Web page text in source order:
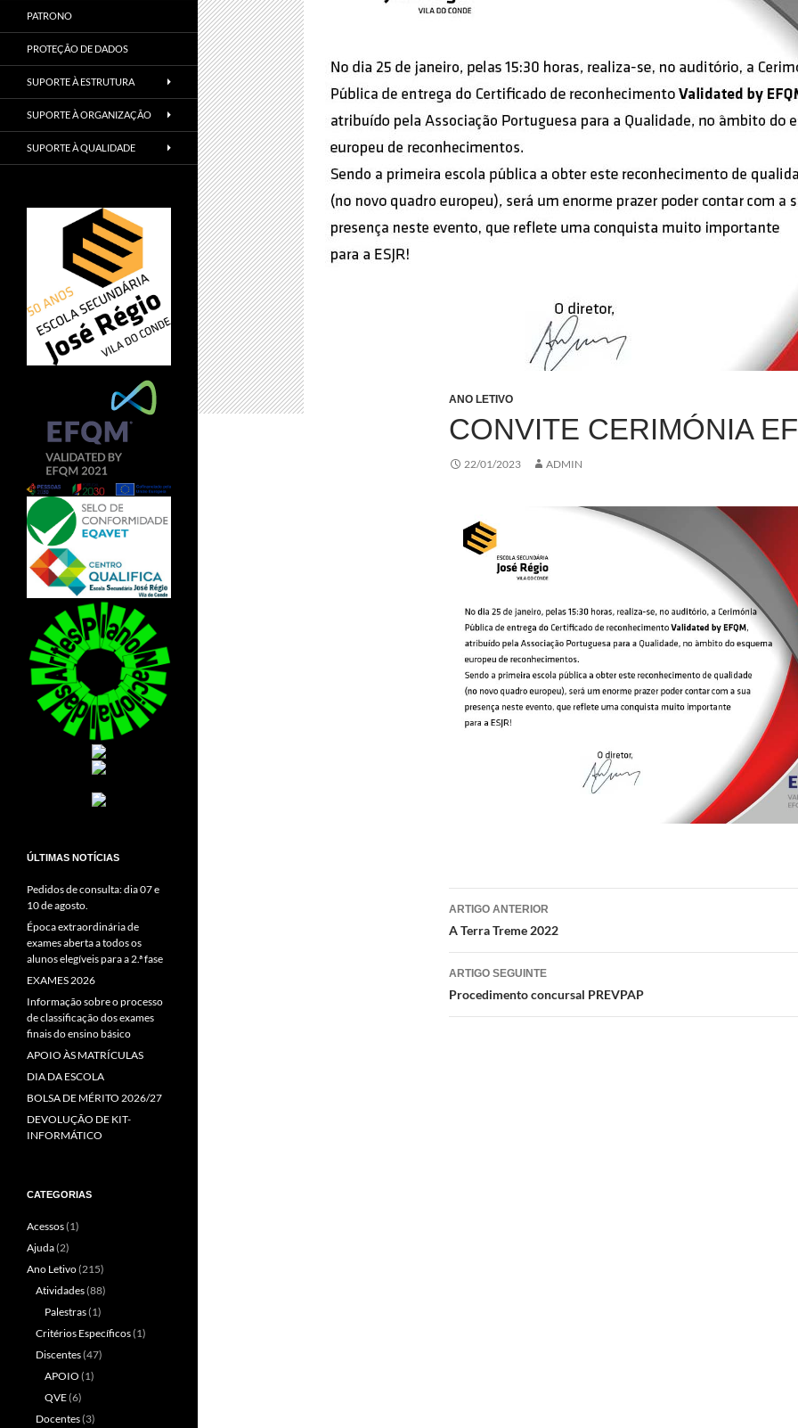
ANO LETIVO
CONVITE CERIMÓNIA
22/01/2023 ADMIN
Navegação
de
artigos
ARTIGO ANTERIOR
A Terra Treme 2022
ARTIGO SEGUINTE
Procedimento concursal PREVPAP
PATRONO
PROTEÇÃO DE DADOS
SUPORTE À ESTRUTURA
SUPORTE À ORGANIZAÇÃO
SUPORTE À QUALIDADE
ÚLTIMAS NOTÍCIAS
Pedidos de consulta: dia 07 e
10 de agosto.
Época extraordinária de
exames aberta a todos os
alunos elegíveis para a 2.ª fase
EXAMES 2026
Informação sobre o processo
de classificação dos exames
finais do ensino básico
APOIO ÀS MATRÍCULAS
DIA DA ESCOLA
BOLSA DE MÉRITO 2026/27
DEVOLUÇÃO DE KIT-
INFORMÁTICO
CATEGORIAS
Acessos(1)
Ajuda(2)
Ano Letivo(215)
Atividades(88)
Palestras(1)
Critérios Específicos(1)
Discentes(47)
APOIO (1)
QVE(6)
Docentes(3)